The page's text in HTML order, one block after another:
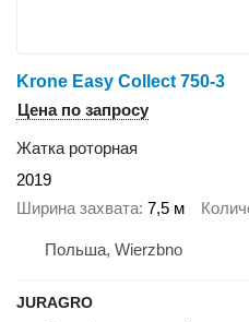
Krone Easy Collect 750-3
Цена по запросу
Жатка роторная
2019
Ширина захвата 7,5 м
Польша, Wierzbno
JURAGRO